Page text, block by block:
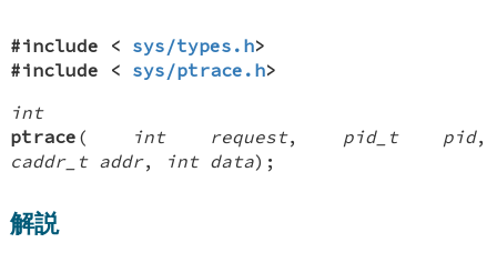
#include < sys/types.h>
#include < sys/ptrace.h>
int
ptrace ( int request, pid_t pid,
caddr_t addr, int data);
解説